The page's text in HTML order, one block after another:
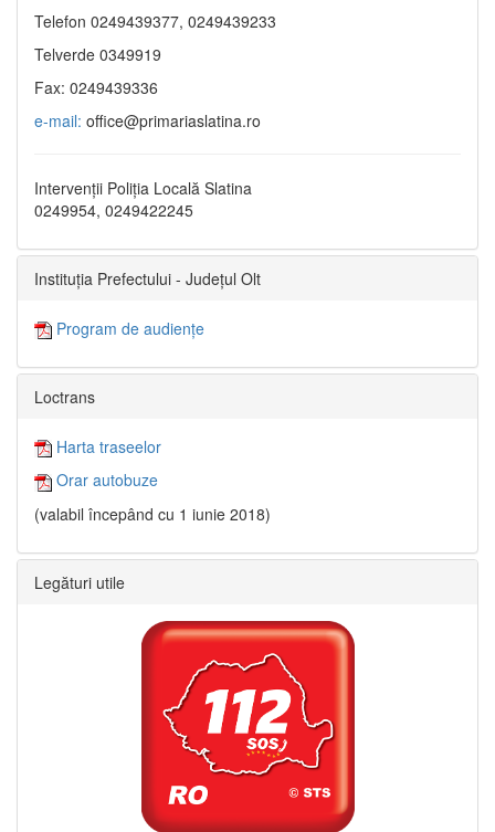
Telefon 0249439377, 0249439233
Telverde 0349919
Fax: 0249439336
e-mail: office@primariaslatina.ro
Intervenții Poliția Locală Slatina
0249954, 0249422245
Instituția Prefectului - Județul Olt
Program de audiențe
Loctrans
Harta traseelor
Orar autobuze
(valabil începând cu 1 iunie 2018)
Legături utile